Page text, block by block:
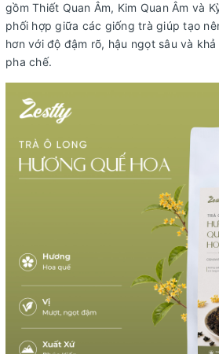
gồm Thiết Quan Âm, Kim Quan Âm và
phối hợp giữa các giống trà giúp tạo
hơn với độ đậm rõ, hậu ngọt sâu và
pha chế.